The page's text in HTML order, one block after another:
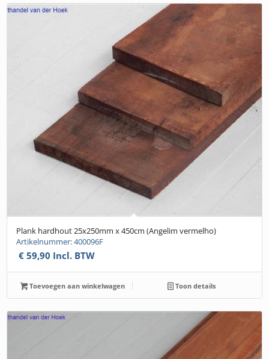
Plank hardhout 25x250mm x 450cm (Angelim vermelho)
Artikelnummer: 400096F
€ 59,90 Incl. BTW
Toevoegen aan winkelwagen Toon details